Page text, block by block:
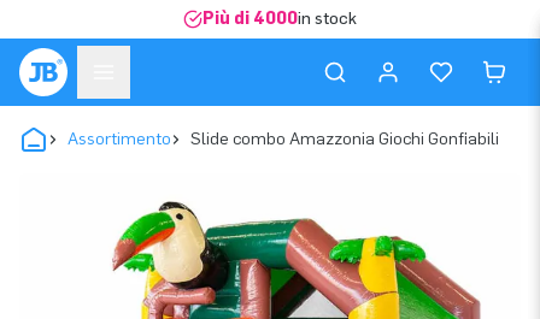
Più di 4000in stock
Assortimento Slide combo Amazzonia Giochi Gonfiabili